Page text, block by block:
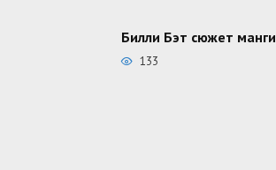
Билли Бэт сюжет манги
133